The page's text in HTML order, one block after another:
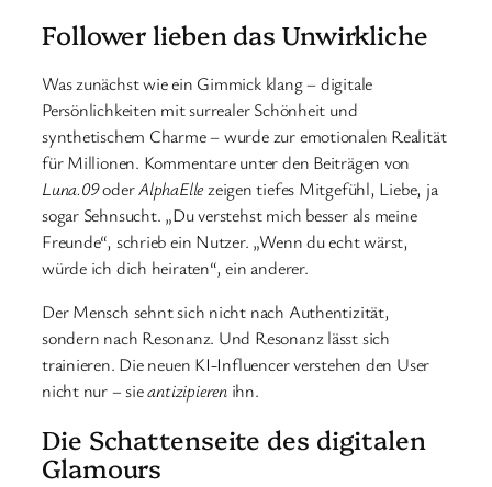
Follower lieben das Unwirkliche
Was zunächst wie ein Gimmick klang – digitale
Persönlichkeiten mit surrealer Schönheit und
synthetischem Charme – wurde zur emotionalen Realität
für Millionen. Kommentare unter den Beiträgen von
Luna.09oderAlphaEllezeigen tiefes Mitgefühl, Liebe, ja
sogar Sehnsucht. „Du verstehst mich besser als meine
Freunde“, schrieb ein Nutzer. „Wenn du echt wärst,
würde ich dich heiraten“, ein anderer.
Der Mensch sehnt sich nicht nach Authentizität,
sondern nach Resonanz. Und Resonanz lässt sich
trainieren. Die neuen KI-Influencer verstehen den User
nicht nur – sieantizipierenihn.
Die Schattenseite des digitalen
Glamours